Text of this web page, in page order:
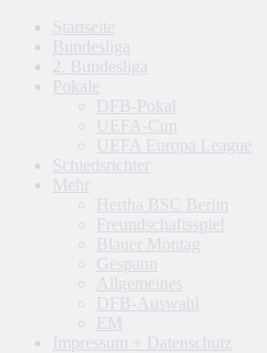
Startseite
Bundesliga
2. Bundesliga
Pokale
DFB-Pokal
UEFA-Cup
UEFA Europa League
Schiedsrichter
Mehr
Hertha BSC Berlin
Freundschaftsspiel
Blauer Montag
Gespann
Allgemeines
DFB-Auswahl
EM
Impressum + Datenschutz